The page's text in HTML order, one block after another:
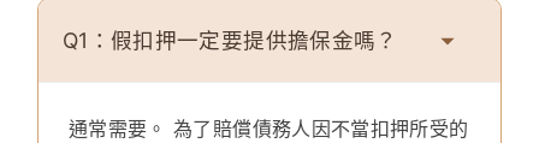
Q1：假扣押一定要提供擔保金嗎？
通常需要。 為了賠償債務人因不當扣押所受的